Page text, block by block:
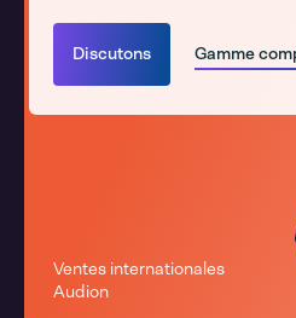
Discutons Gamme
Ventes internationales
Audion